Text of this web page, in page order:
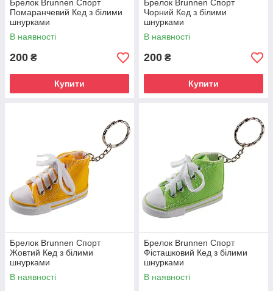
Брелок Brunnen Спорт
Помаранчевий Кед з білими
шнурками
В наявності
200 ₴
Купити
Брелок Brunnen Спорт
Чорний Кед з білими
шнурками
В наявності
200 ₴
Купити
Брелок Brunnen Спорт
Жовтий Кед з білими
шнурками
В наявності
Брелок Brunnen Спорт
Фісташковий Кед з білими
шнурками
В наявності